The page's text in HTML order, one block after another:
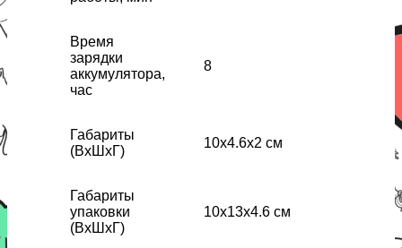
Время
зарядки
аккумулятора,
час
8
Габариты
(ВхШхГ)
10х4.6х2 см
Габариты
упаковки
(ВхШхГ)
10х13х4.6 см